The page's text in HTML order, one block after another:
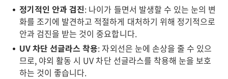
정기적인 안과 검진: 나이가 들면서 발생할 수 있는 눈의 변
화를 조기에 발견하고 적절하게 대처하기 위해 정기적으로
안과 검진을 받는 것이 중요합니다.
UV 차단 선글라스 착용: 자외선은 눈에 손상을 줄 수 있으
므로, 야외 활동 시 UV 차단 선글라스를 착용해 눈을 보호
하는 것이 좋습니다.